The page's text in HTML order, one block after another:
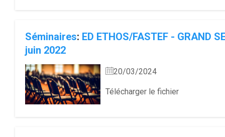
Séminaires: ED ETHOS/FASTEF - GRAND
juin 2022
20/03/2024
Télécharger le fichier